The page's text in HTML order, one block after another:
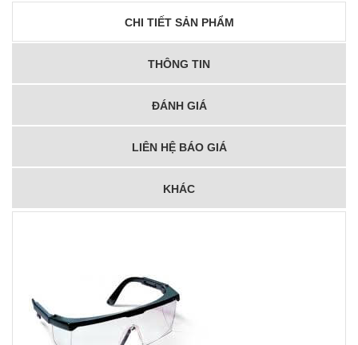
CHI TIẾT SẢN PHẨM
THÔNG TIN
ĐÁNH GIÁ
LIÊN HỆ BÁO GIÁ
KHÁC